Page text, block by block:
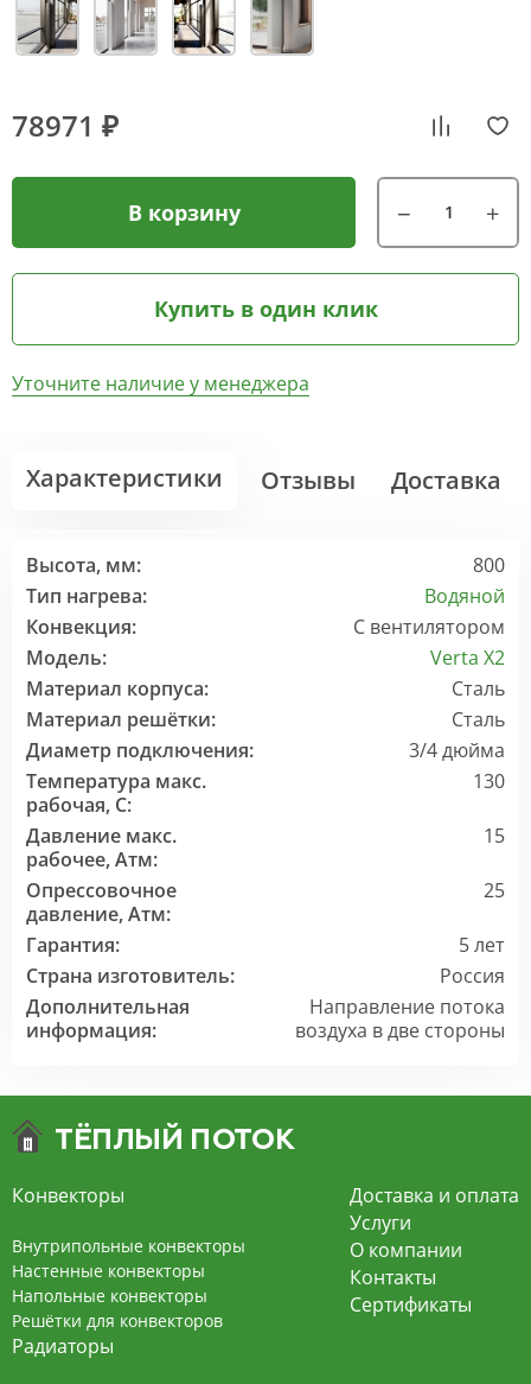
78971 ₽
В корзину
Купить в один клик
Уточните наличие у менеджера
Характеристики Отзывы Доставка
Высота, мм:
800
Тип нагрева:
Водяной
Конвекция:
С вентилятором
Модель:
Verta X2
Материал корпуса:
Сталь
Материал решётки:
Сталь
Диаметр подключения:
3/4 дюйма
Температура макс.
рабочая, C:
130
Давление макс.
рабочее, Атм:
15
Опрессовочное
давление, Атм:
25
Гарантия:
5 лет
Страна изготовитель:
Россия
Дополнительная
информация:
Направление потока
воздуха в две стороны
Конвекторы
Внутрипольные конвекторы
Настенные конвекторы
Напольные конвекторы
Решётки для конвекторов
Радиаторы
Доставка и оплата
Услуги
О компании
Контакты
Сертификаты